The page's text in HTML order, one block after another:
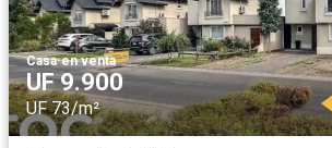
Casa·en venta
UF 9.900
UF 73/m²